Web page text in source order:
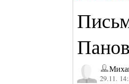
29.11.